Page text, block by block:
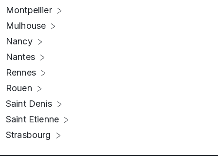
Montpellier
Mulhouse
Nancy
Nantes
Rennes
Rouen
Saint Denis
Saint Etienne
Strasbourg